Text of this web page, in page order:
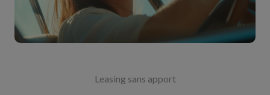
Leasing sans apport